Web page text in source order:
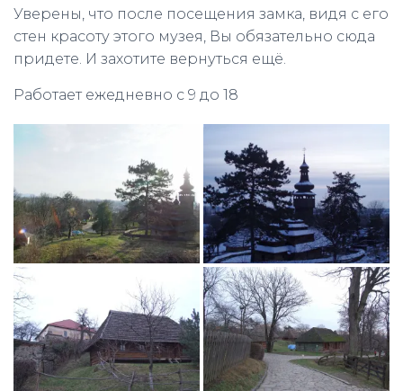
Уверены, что после посещения замка, видя с его
стен красоту этого музея, Вы обязательно сюда
придете. И захотите вернуться ещё.
Работает ежедневно с 9 до 18